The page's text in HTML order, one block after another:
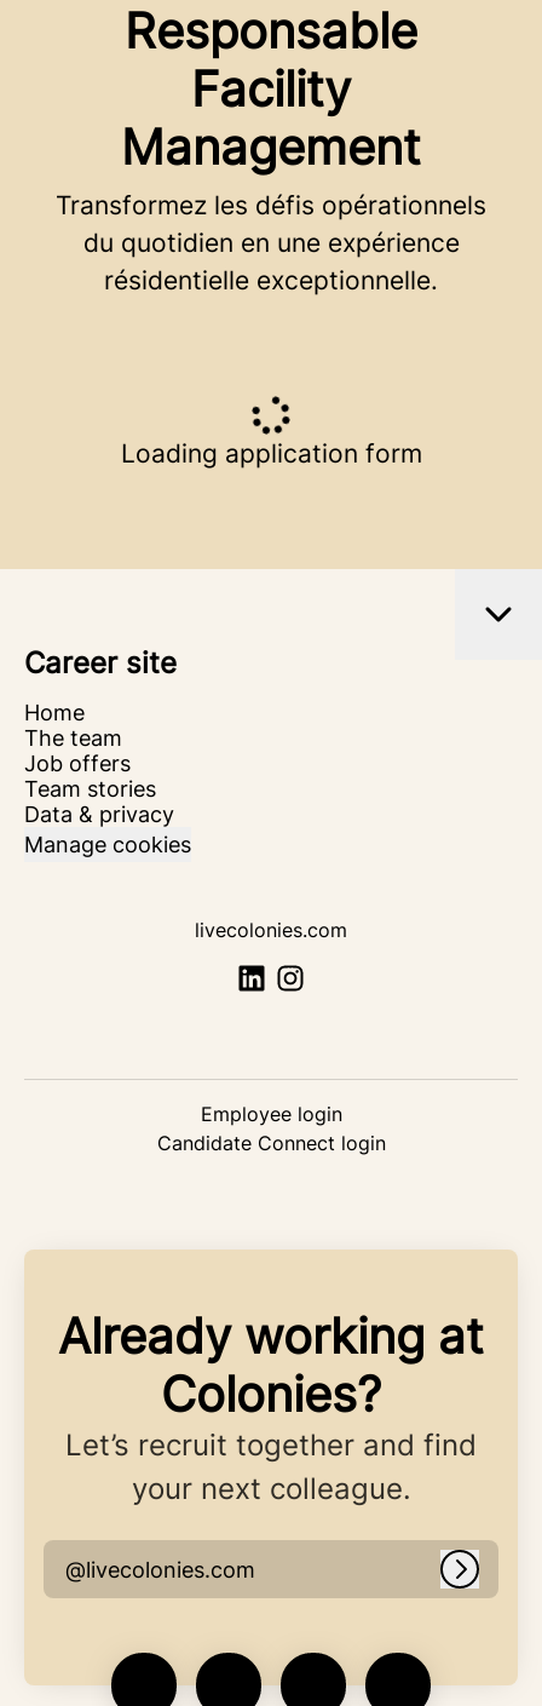
Responsable
Facility
Management
Transformez les défis opérationnels
du quotidien en une expérience
résidentielle exceptionnelle.
Loading application form
Career site
Home
The team
Job offers
Team stories
Data & privacy
Manage cookies
livecolonies.com
Employee login
Candidate Connect login
Already working at
Colonies?
Let’s recruit together and find
your next colleague.
@livecolonies.com Log in